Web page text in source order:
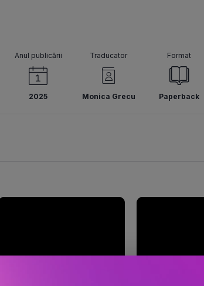
Anul publicării
2025
Traducator
Monica Grecu
Format
Paperback